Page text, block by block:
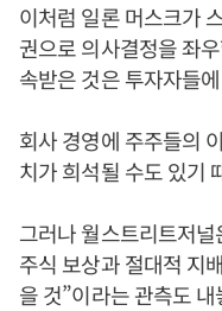
이처럼 일론 머스크가
권으로 의사결정을 좌
속받은 것은 투자자들
회사 경영에 주주들의
치가 희석될 수도 있기
그러나 월스트리트저
주식 보상과 절대적 지
을 것”이라는 관측도